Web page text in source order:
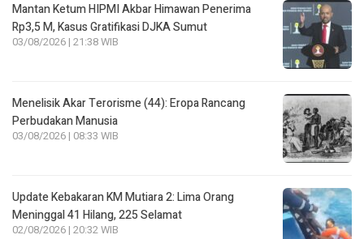
Mantan Ketum HIPMI Akbar Himawan Penerima
Rp3,5 M, Kasus Gratifikasi DJKA Sumut
03/08/2026 | 21:38 WIB
Menelisik Akar Terorisme (44): Eropa Rancang
Perbudakan Manusia
03/08/2026 | 08:33 WIB
Update Kebakaran KM Mutiara 2: Lima Orang
Meninggal 41 Hilang, 225 Selamat
02/08/2026 | 20:32 WIB